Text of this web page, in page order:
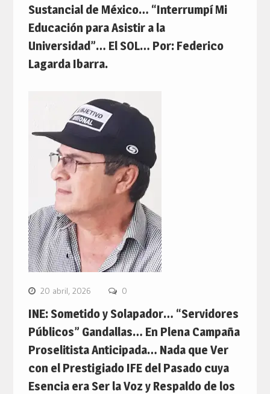
Sustancial de México… “Interrumpí Mi
Educación para Asistir a la
Universidad”… El SOL… Por: Federico
Lagarda Ibarra.
20 abril, 2026 0
INE: Sometido y Solapador… “Servidores
Públicos” Gandallas… En Plena Campaña
Proselitista Anticipada… Nada que Ver
con el Prestigiado IFE del Pasado cuya
Esencia era Ser la Voz y Respaldo de los